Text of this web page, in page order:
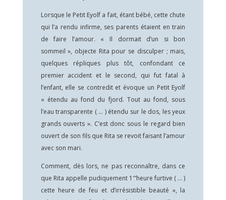
Lorsque le Petit Eyolf a fait, étant bébé, cette chute
qui l’a rendu infirme, ses parents étaient en train
de faire l’amour. « Il dormait d’un si bon
sommeil », objecte Rita pour se disculper ; mais,
quelques répliques plus tôt, confondant ce
premier accident et le second, qui fut fatal à
l’enfant, elle se contredit et évoque un Petit Eyolf
« étendu au fond du fjord. Tout au fond, sous
l’eau transparente ( … ) étendu sur le dos, les yeux
grands ouverts ». C’est donc sous le regard bien
ouvert de son fils que Rita se revoit faisant l’amour
avec son mari.
Comment, dès lors, ne pas reconnaître, dans ce
que Rita appelle pudiquement 1″‘heure furtive ( … )
cette heure de feu et d’irrésistible beauté », la